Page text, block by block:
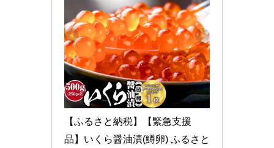
【ふるさと納税】【緊急支援
品】いくら醤油漬(鱒卵) ふるさと